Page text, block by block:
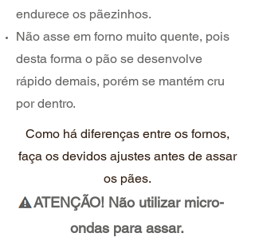
endurece os pãezinhos.
Não asse em forno muito quente, pois
desta forma o pão se desenvolve
rápido demais, porém se mantém cru
por dentro.
Como há diferenças entre os fornos,
faça os devidos ajustes antes de assar
os pães.
ATENÇÃO! Não utilizar micro-
ondas para assar.